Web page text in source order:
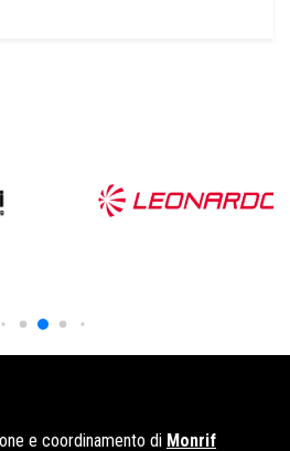
e coordinamento di Monrif